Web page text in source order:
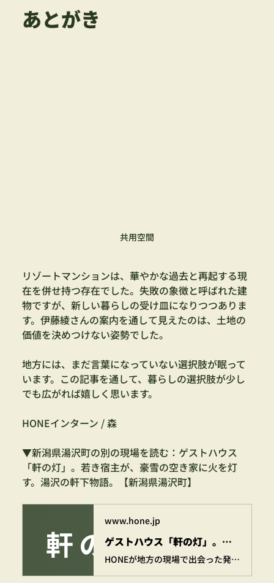
あとがき
共用空間
リゾートマンションは、華やかな過去と再起する現
在を併せ持つ存在でした。失敗の象徴と呼ばれた建
物ですが、新しい暮らしの受け皿になりつつありま
す。伊藤綾さんの案内を通して見えたのは、土地の
価値を決めつけない姿勢でした。
地方には、まだ言葉になっていない選択肢が眠って
います。この記事を通して、暮らしの選択肢が少し
でも広がれば嬉しく思います。
HONEインターン / 森
▼新潟県湯沢町の別の現場を読む：ゲストハウス
「軒の灯」。若き宿主が、豪雪の空き家に火を灯
す。湯沢の軒下物語。【新潟県湯沢町】
www.hone.jp
ゲストハウス「軒の灯」。若き宿主が、豪雪の空き家に火を灯す。湯沢の軒下物語。【新潟県湯沢町】 | 株式会社HONE - 地方の文化と経済を骨太にするマーケティング支援
HONEが地方の現場で出会った発見や挑戦を記した骨太な活動記録。我々が地方に足を運び、先人たちが紡いできた伝統や、未来に残したい景色を綴っています。 いつのまにか、地方の「ほんと」の姿が見えてくる。気づけば、地方が近くなる。 現場でしか得られない骨太な体験を、お届けしていきます。